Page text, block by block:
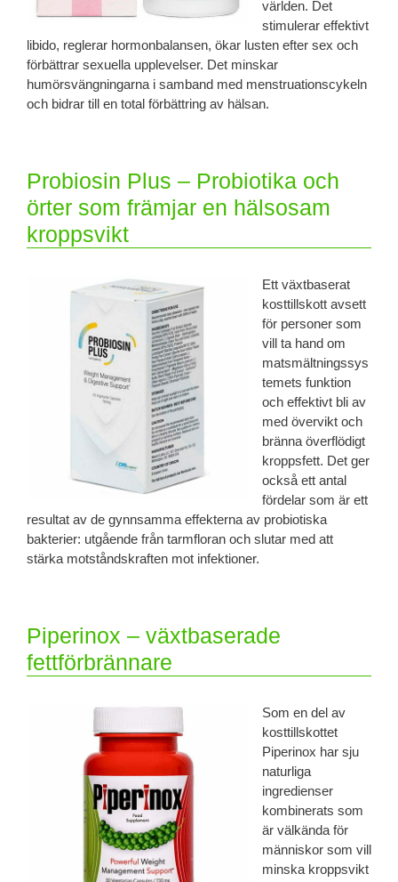
världen. Det
stimulerar effektivt
libido, reglerar hormonbalansen, ökar lusten efter sex och
förbättrar sexuella upplevelser. Det minskar
humörsvängningarna i samband med menstruationscykeln
och bidrar till en total förbättring av hälsan.
Probiosin Plus – Probiotika och
örter som främjar en hälsosam
kroppsvikt
Ett växtbaserat
kosttillskott avsett
för personer som
vill ta hand om
matsmältningssys
temets funktion
och effektivt bli av
med övervikt och
bränna överflödigt
kroppsfett. Det ger
också ett antal
fördelar som är ett
resultat av de gynnsamma effekterna av probiotiska
bakterier: utgående från tarmfloran och slutar med att
stärka motståndskraften mot infektioner.
Piperinox – växtbaserade
fettförbrännare
Som en del av
kosttillskottet
Piperinox har sju
naturliga
ingredienser
kombinerats som
är välkända för
människor som vill
minska kroppsvikt